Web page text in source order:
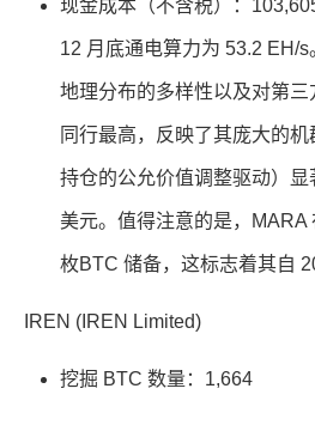
现金成本（不含税）：
12 月底通电算力为 53.2 EH/
地理分布的多样性以及对第
同行最高，反映了其庞大的
持仓的公允价值调整驱动）
美元。值得注意的是，
枚BTC 储备，这标志着其自
IREN (IREN Limited)
挖掘 BTC 数量：1,664